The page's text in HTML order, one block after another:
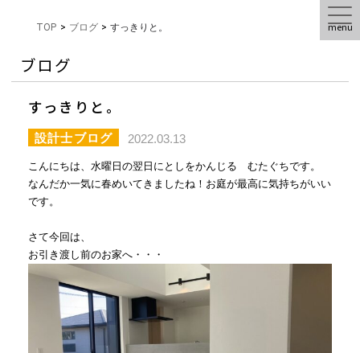
menu
TOP > ブログ > すっきりと。
ブログ
すっきりと。
設計士ブログ 2022.03.13
こんにちは、水曜日の翌日にとしをかんじる むたぐちです。
なんだか一気に春めいてきましたね！お庭が最高に気持ちがいい
です。
さて今回は、
お引き渡し前のお家へ・・・